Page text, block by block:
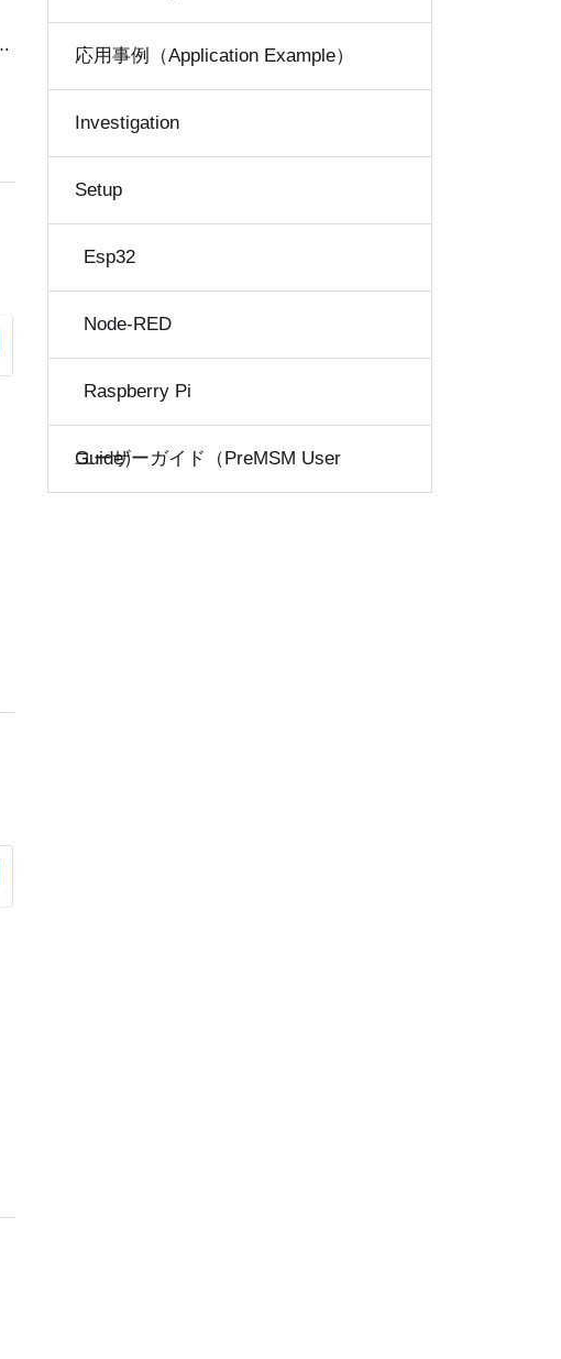
応用事例（Application Example）
Investigation
Setup
Esp32
Node-RED
Raspberry Pi
ユーザーガイド（preMSM User Guide）